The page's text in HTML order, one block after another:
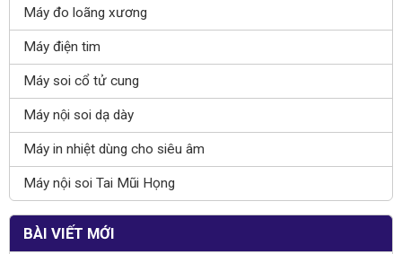
Máy đo loãng xương
Máy điện tim
Máy soi cổ tử cung
Máy nội soi dạ dày
Máy in nhiệt dùng cho siêu âm
Máy nội soi Tai Mũi Họng
BÀI VIẾT MỚI